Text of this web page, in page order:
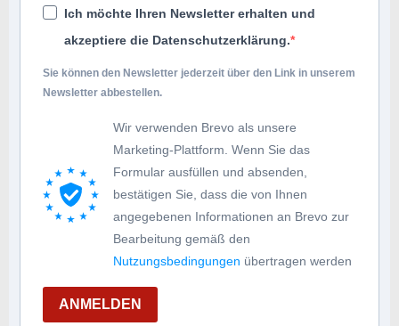
Ich möchte Ihren Newsletter erhalten und
akzeptiere die Datenschutzerklärung.
Sie können den Newsletter jederzeit über den Link in unserem
Newsletter abbestellen.
Wir verwenden Brevo als unsere
Marketing-Plattform. Wenn Sie das
Formular ausfüllen und absenden,
bestätigen Sie, dass die von Ihnen
angegebenen Informationen an Brevo zur
Bearbeitung gemäß den
Nutzungsbedingungen übertragen werden
ANMELDEN